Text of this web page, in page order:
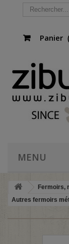
Panier
MENU
Fermoirs,
Autres fermoirs